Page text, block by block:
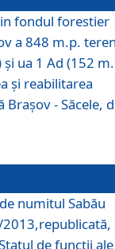
fondul forestier
a 848 m.p.
ua 1 Ad (152
şi reabilitarea
- Săcele,
numitul Sabău
de funcţii ale